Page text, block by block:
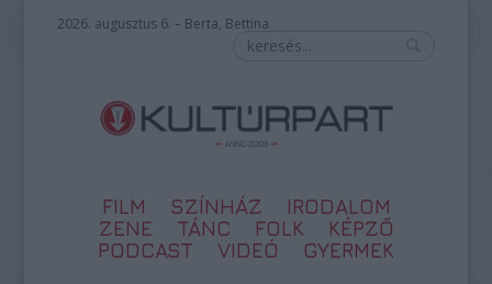
2026. augusztus 6. – Berta, Bettina
FILM SZÍNHÁZ
IRODALOM
ZENE
TÁNC FOLK
KÉPZŐ
PODCAST
VIDEÓ GYERMEK